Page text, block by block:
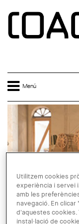
Menú
Utilitzem cookies
experiència i servei
amb les
navegació. En
d'aquestes cookies.
instal·lació de